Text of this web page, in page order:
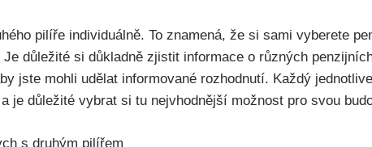
pilíře individuálně. To znamená, že si sami vyberete
důležité si důkladně zjistit informace o různých
jste mohli udělat informované rozhodnutí. Každý
je důležité vybrat si tu nejvhodnější možnost pro svou